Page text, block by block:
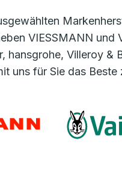
VIESSMANN und
hansgrohe, Villeroy
uns für Sie das Beste